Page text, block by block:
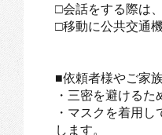
□会話をする際は
□移動に公共交通
■依頼者様やご家
・三密を避けるた
・マスクを着用
します。